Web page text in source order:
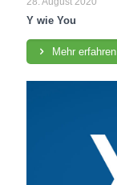
Y wie You
Mehr erfahren